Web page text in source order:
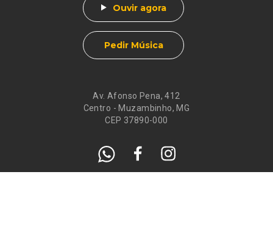
Av. Afonso Pena, 412
Centro - Muzambinho, MG
CEP 37890-000
Ouvir agora
Pedir Música